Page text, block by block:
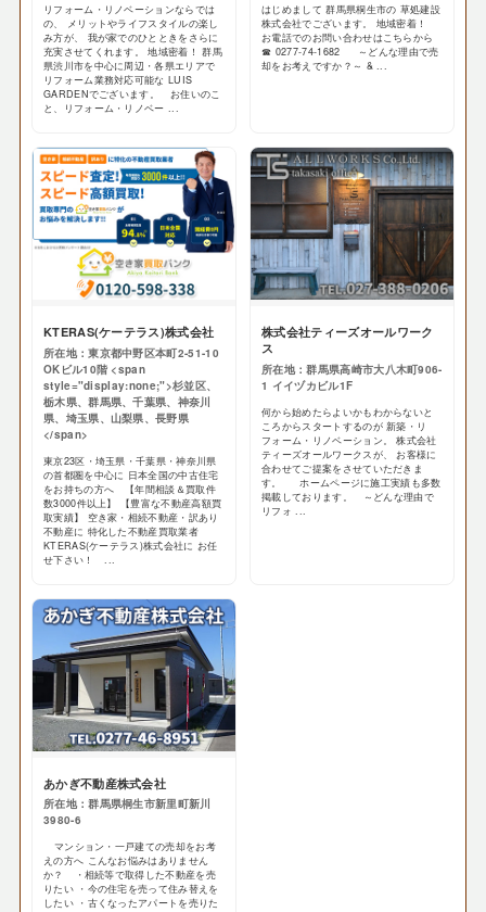
リフォーム・リノベーションならでは
の、 メリットやライフスタイルの楽し
み方が、 我が家でのひとときをさらに
充実させてくれます。 地域密着！ 群馬
県渋川市を中心に周辺・各県エリアで
リフォーム業務対応可能な LUIS
GARDENでございます。 お住いのこ
と、リフォーム・リノベー ...
はじめまして 群馬県桐生市の 草処建設
株式会社でございます。 地域密着！
お電話でのお問い合わせはこちらから
☎ 0277-74-1682 ～どんな理由で売
却をお考えですか？～ & ...
KTERAS(ケーテラス)株式会社
所在地：東京都中野区本町2-51-10
OKビル10階 <span
style="display:none;">杉並区、
栃木県、群馬県、千葉県、神奈川
県、埼玉県、山梨県、長野県
</span>
東京23区・埼玉県・千葉県・神奈川県
の首都圏を中心に 日本全国の中古住宅
をお持ちの方へ 【年間相談＆買取件
数3000件以上】 【豊富な不動産高額買
取実績】 空き家・相続不動産・訳あり
不動産に 特化した不動産買取業者
KTERAS(ケーテラス)株式会社に お任
せ下さい！ ...
株式会社ティーズオールワーク
ス
所在地：群馬県高崎市大八木町906-
1 イイヅカビル1F
何から始めたらよいかもわからないと
ころからスタートするのが 新築・リ
フォーム・リノベーション。 株式会社
ティーズオールワークスが、 お客様に
合わせてご提案をさせていただきま
す。 ホームページに施工実績も多数
掲載しております。 ～どんな理由で
リフォ ...
あかぎ不動産株式会社
所在地：群馬県桐生市新里町新川
3980-6
マンション・一戸建ての売却をお考
えの方へ こんなお悩みはありません
か？ ・相続等で取得した不動産を売
りたい ・今の住宅を売って住み替えを
したい ・古くなったアパートを売りた